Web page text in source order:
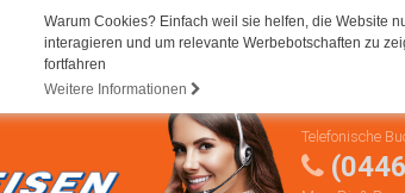
Warum Cookies? Einfach weil sie helfen, die Website
interagieren und um relevante Werbebotschaften zu
fortfahren
Weitere Informationen
Telefonische